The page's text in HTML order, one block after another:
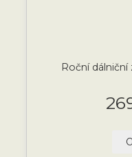
Roční dálniční